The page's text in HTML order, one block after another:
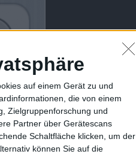
auf einem Gerät zu und
die von einem
Zielgruppenforschung und
Partner über Gerätescans
Schaltfläche klicken, um der
können Sie auf die